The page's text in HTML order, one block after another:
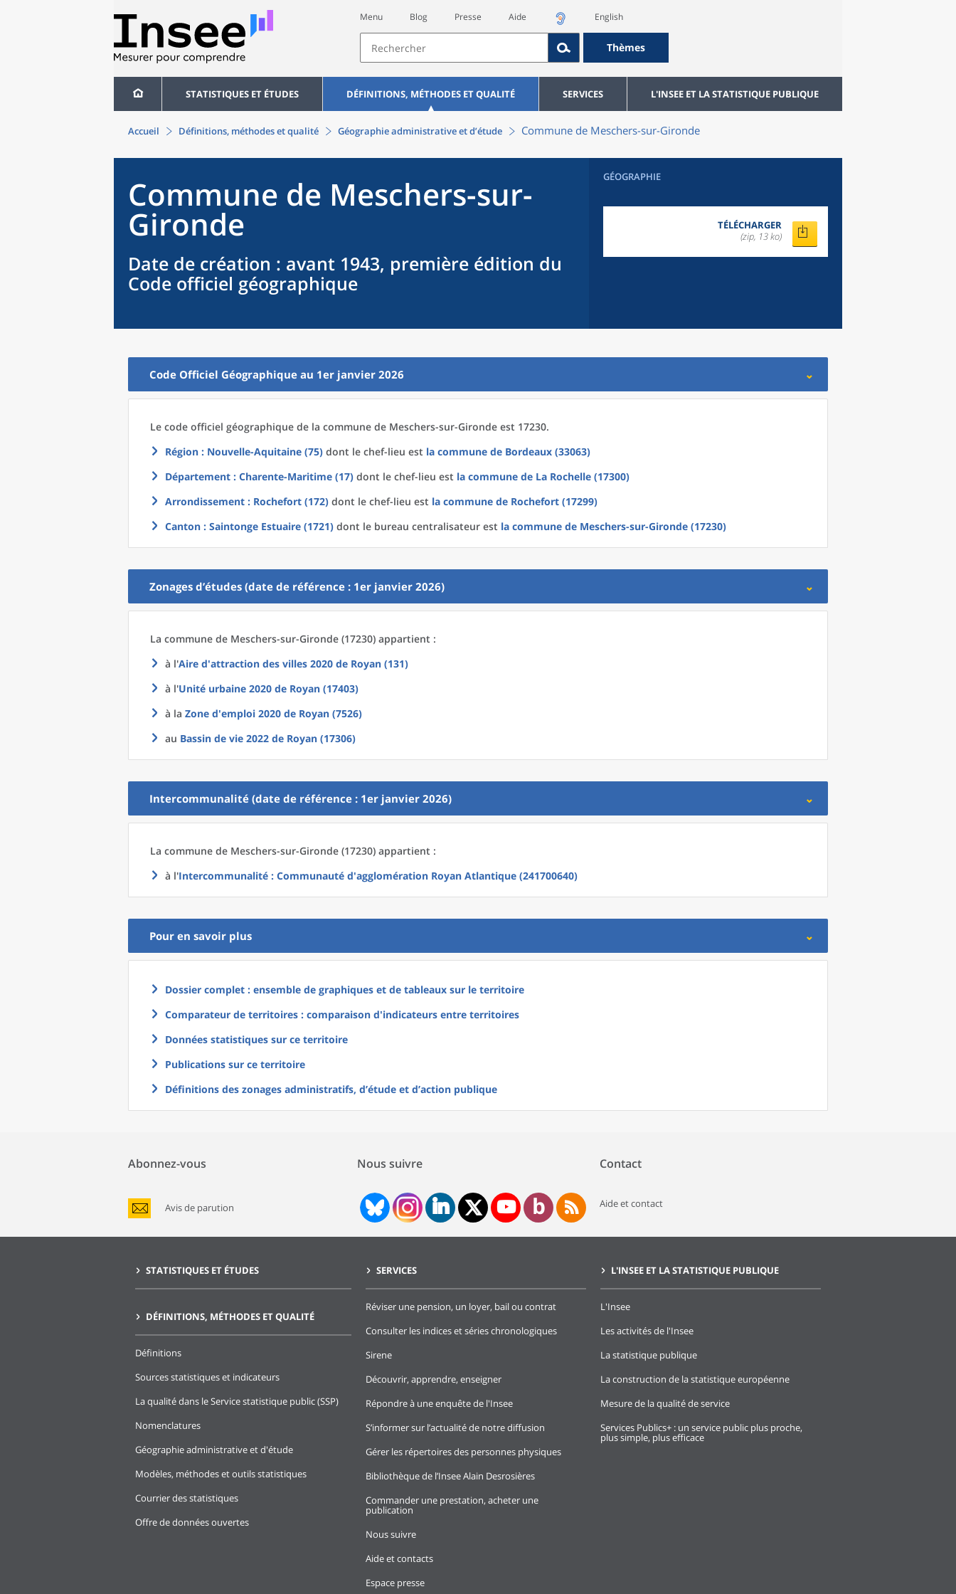
Menu Blog Presse Aide English
Thèmes
STATISTIQUES ET ÉTUDES DÉFINITIONS, MÉTHODES ET QUALITÉ SERVICES L'INSEE ET LA STATISTIQUE PUBLIQUE
Accueil Définitions, méthodes et qualité Géographie administrative et d’étude Commune de Meschers-sur-Gironde
Commune de Meschers-sur-
Gironde
Date de création : avant 1943, première édition du
Code officiel géographique
GÉOGRAPHIE
TÉLÉCHARGER
(zip, 13 ko)
Code Officiel Géographique au 1er janvier 2026
Le code officiel géographique de la commune de Meschers-sur-Gironde est 17230.
Région : Nouvelle-Aquitaine (75) dont le chef-lieu est la commune de Bordeaux (33063)
Département : Charente-Maritime (17) dont le chef-lieu est la commune de La Rochelle (17300)
Arrondissement : Rochefort (172) dont le chef-lieu est la commune de Rochefort (17299)
Canton : Saintonge Estuaire (1721) dont le bureau centralisateur est la commune de Meschers-sur-Gironde (17230)
Zonages d’études (date de référence : 1er janvier 2026)
La commune de Meschers-sur-Gironde (17230) appartient :
à l'Aire d'attraction des villes 2020 de Royan (131)
à l'Unité urbaine 2020 de Royan (17403)
à la Zone d'emploi 2020 de Royan (7526)
au Bassin de vie 2022 de Royan (17306)
Intercommunalité (date de référence : 1er janvier 2026)
La commune de Meschers-sur-Gironde (17230) appartient :
à l'Intercommunalité : Communauté d'agglomération Royan Atlantique (241700640)
Pour en savoir plus
Dossier complet : ensemble de graphiques et de tableaux sur le territoire
Comparateur de territoires : comparaison d'indicateurs entre territoires
Données statistiques sur ce territoire
Publications sur ce territoire
Définitions des zonages administratifs, d’étude et d’action publique
Abonnez-vous
Avis de parution
Nous suivre Contact
Aide et contact
STATISTIQUES ET ÉTUDES
DÉFINITIONS, MÉTHODES ET QUALITÉ
Définitions
Sources statistiques et indicateurs
La qualité dans le Service statistique public (SSP)
Nomenclatures
Géographie administrative et d'étude
Modèles, méthodes et outils statistiques
Courrier des statistiques
Offre de données ouvertes
SERVICES
Réviser une pension, un loyer, bail ou contrat
Consulter les indices et séries chronologiques
Sirene
Découvrir, apprendre, enseigner
Répondre à une enquête de l'Insee
S’informer sur l’actualité de notre diffusion
Gérer les répertoires des personnes physiques
Bibliothèque de l’Insee Alain Desrosières
Commander une prestation, acheter une
publication
Nous suivre
Aide et contacts
Espace presse
L'INSEE ET LA STATISTIQUE PUBLIQUE
L'Insee
Les activités de l'Insee
La statistique publique
La construction de la statistique européenne
Mesure de la qualité de service
Services Publics+ : un service public plus proche,
plus simple, plus efficace